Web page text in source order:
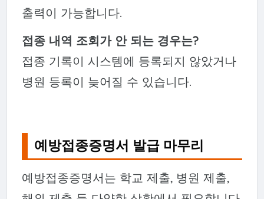
출력이 가능합니다.
접종 내역 조회가 안 되는 경우는?
접종 기록이 시스템에 등록되지 않았거나
병원 등록이 늦어질 수 있습니다.
예방접종증명서 발급 마무리
예방접종증명서는 학교 제출, 병원 제출,